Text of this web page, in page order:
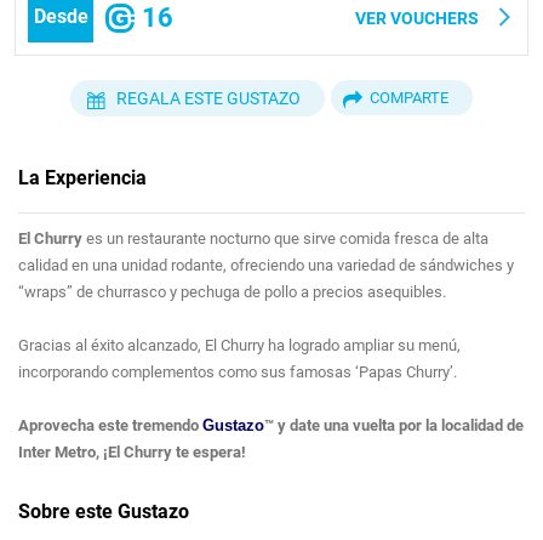
Desde 16 VER VOUCHERS
REGALA ESTE GUSTAZO COMPARTE
La Experiencia
El Churry es un restaurante nocturno que sirve comida fresca de alta
calidad en una unidad rodante, ofreciendo una variedad de sándwiches y
“wraps” de churrasco y pechuga de pollo a precios asequibles.
Gracias al éxito alcanzado, El Churry ha logrado ampliar su menú,
incorporando complementos como sus famosas ‘Papas Churry’.
Aprovecha este tremendo Gustazo™ y date una vuelta por la localidad de
Inter Metro, ¡El Churry te espera!
Sobre este Gustazo